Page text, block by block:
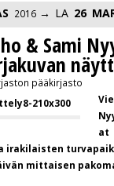
2016 LA 26
& Sami
pääkirjasto
at
irakilaisten
mittaisen